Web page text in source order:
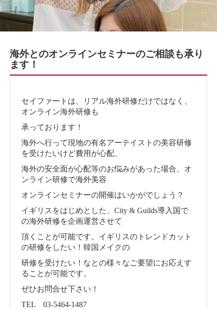
海外とのオンラインセミナーのご相談も承り
ます！
セイファートは、リアル海外研修だけではなく、
オンライン海外研修も
承っております！
海外へ行って現地の有名アーテイストの美容研修
を受けたいけど費用が心配、
海外の安全面が心配等のお悩みがあった場合、オ
ンライン研修で海外美容
オンラインセミナーの開催はいかがでしょう？
イギリスをはじめとした、City & Guilds導入国で
の海外研修を企画運営させて
頂くことが可能です。イギリスのトレンドカット
の研修をしたい！韓国メイクの
研修を受けたい！なとの様々なご要望にお応えす
ることが可能です。
ぜひお問合せ下さい！
TEL 03-5464-1487